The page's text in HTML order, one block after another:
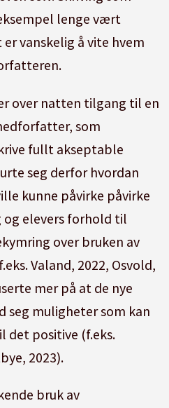
lenge vært
vanskelig å vite hvem
over natten tilgang til en
som
fullt akseptable
seg derfor hvordan
kunne påvirke påvirke
og elevers forhold til
over bruken av
Valand, 2022, Osvold,
mer på at de nye
seg muligheter som kan
det positive (f.eks.
2023).
bruk av